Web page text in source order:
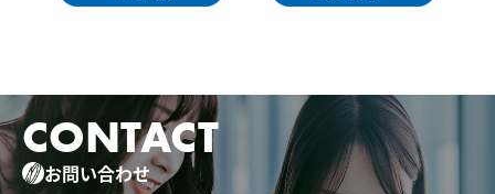
CONTACT
お問い合わせ